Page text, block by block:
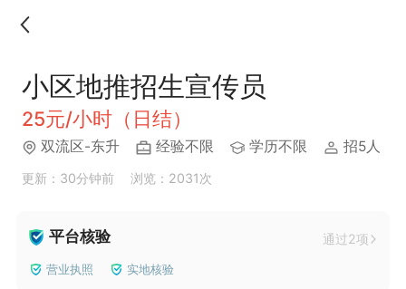
小区地推招生宣传员
25元/小时（日结）
双流区-东升 经验不限 学历不限 招5人
更新：30分钟前 浏览：2031次
平台核验 通过2项
营业执照 实地核验